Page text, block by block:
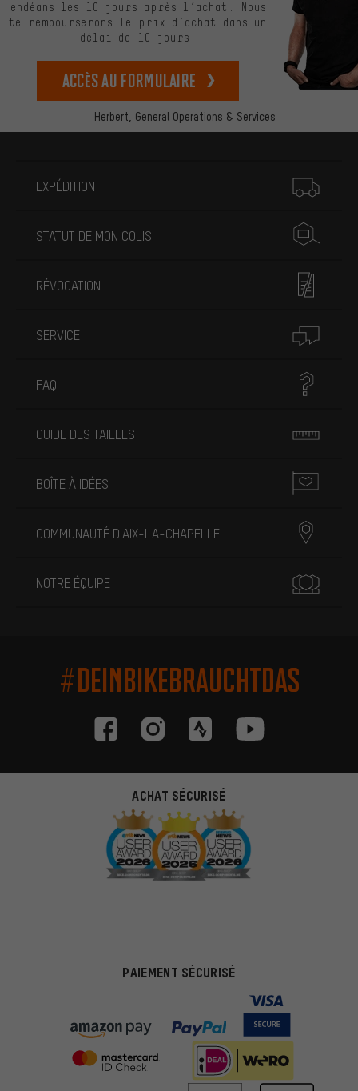
Herbert, General Operations & Services
endéans les 10 jours après l’achat. Nous
te rembourserons le prix d’achat dans un
délai de 10 jours.
Accès au formulaire
EXPÉDITION
STATUT DE MON COLIS
RÉVOCATION
SERVICE
FAQ
GUIDE DES TAILLES
BOÎTE À IDÉES
COMMUNAUTÉ D'AIX-LA-CHAPELLE
NOTRE ÉQUIPE
#DEINBIKEBRAUCHTDAS
ACHAT SÉCURISÉ
PAIEMENT SÉCURISÉ